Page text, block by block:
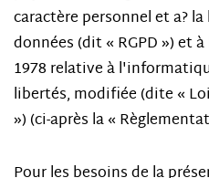
caractère personnel et a?
données (dit « RGPD ») et
1978 relative à
libertés, modifiée (dite «
») (ci-après la «